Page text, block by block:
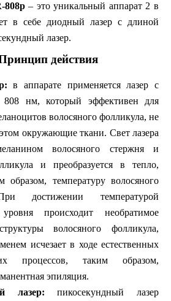
808p– это уникальный аппарат 2 в
в себе диодный лазер с длиной
лазер.
действия
в аппарате применяется лазер с
нм, который эффективен для
волосяного фолликула, не
окружающие ткани. Свет лазера
волосяного стержня и
и преобразуется в тепло,
образом, температуру волосяного
достижении температурой
происходит необратимое
волосяного фолликула,
исчезает в ходе естественных
процессов, таким образом,
эпиляция.
лазер:пикосекундный лазер